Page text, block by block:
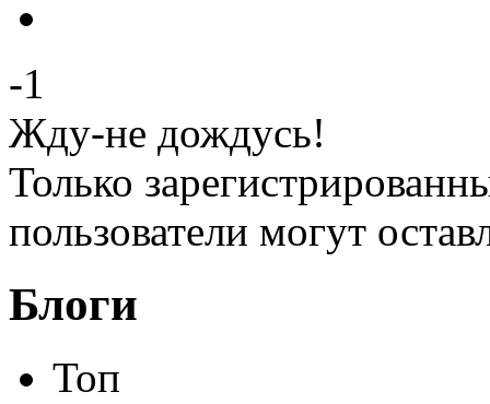
-1
Жду-не дождусь!
Только
пользователи могут
Блоги
Топ